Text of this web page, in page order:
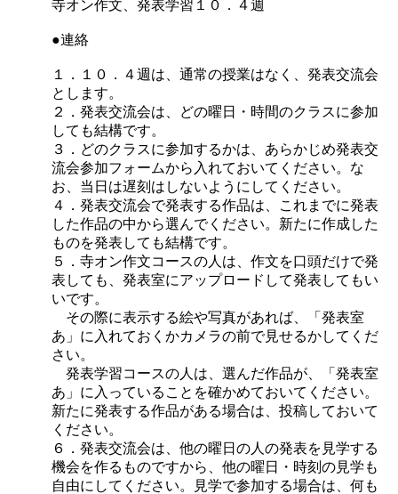
寺オン作文、発表学習１０．４週
●連絡
１．１０．４週は、通常の授業はなく、発表交流会
とします。
２．発表交流会は、どの曜日・時間のクラスに参加
しても結構です。
３．どのクラスに参加するかは、あらかじめ発表交
流会参加フォームから入れておいてください。な
お、当日は遅刻はしないようにしてください。
４．発表交流会で発表する作品は、これまでに発表
した作品の中から選んでください。新たに作成した
ものを発表しても結構です。
５．寺オン作文コースの人は、作文を口頭だけで発
表しても、発表室にアップロードして発表してもい
いです。
その際に表示する絵や写真があれば、「発表室
あ」に入れておくかカメラの前で見せるかしてくだ
さい。
発表学習コースの人は、選んだ作品が、「発表室
あ」に入っていることを確かめておいてください。
新たに発表する作品がある場合は、投稿しておいて
ください。
６．発表交流会は、他の曜日の人の発表を見学する
機会を作るものですから、他の曜日・時刻の見学も
自由にしてください。見学で参加する場合は、何も